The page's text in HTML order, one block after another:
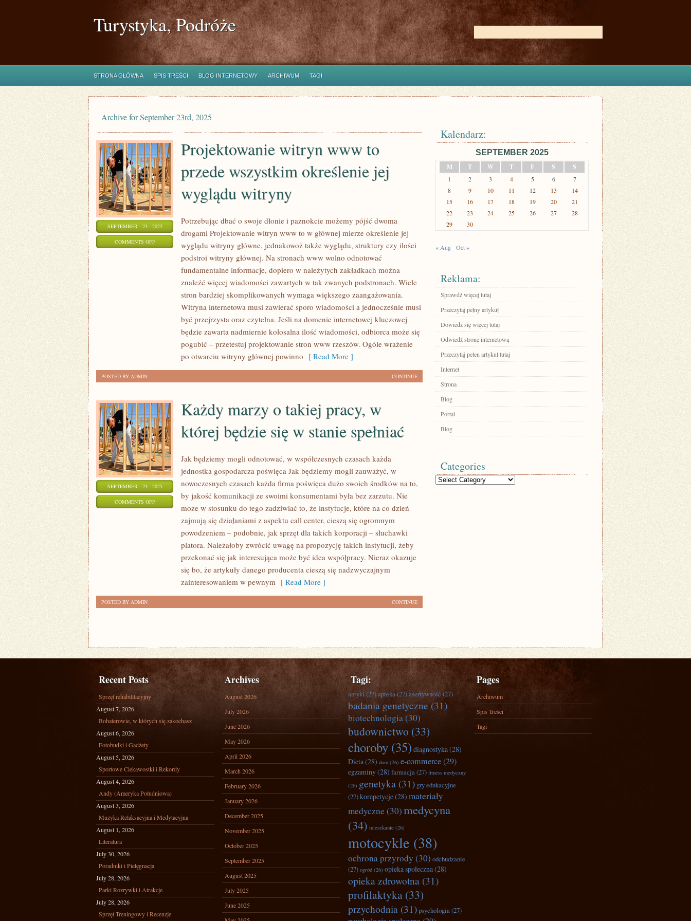
Turystyka, Podróże
STRONA GŁÓWNA SPIS TREŚCI BLOG INTERNETOWY ARCHIWUM TAGI
Archive for September 23rd, 2025
SEPTEMBER - 23 - 2025
COMMENTS OFFON
PROJEKTOWANIE
WSZYSTKIM
OKREŚLENIE
WITRYNY
Projektowanie witryn www to
przede wszystkim określenie jej
wyglądu witryny
Potrzebując dbać o swoje dłonie i paznokcie możemy pójść dwoma
drogami Projektowanie witryn www to w głównej mierze określenie jej
wyglądu witryny główne, jednakowoż także wyglądu, struktury czy ilości
podstroi witryny głównej. Na stronach www wolno odnotować
fundamentalne informacje, dopiero w należytych zakładkach można
znaleźć więcej wiadomości zawartych w tak zwanych podstronach. Wiele
stron bardziej skomplikowanych wymaga większego zaangażowania.
Witryna internetowa musi zawierać sporo wiadomości a jednocześnie musi
być przejrzysta oraz czytelna. Jeśli na domenie internetowej kluczowej
będzie zawarta nadmiernie kolosalna ilość wiadomości, odbiorca może się
pogubić – przetestuj projektowanie stron www rzeszów. Ogóle wrażenie
po otwarciu witryny głównej powinno [ Read More ]
CONTINUE
POSTED BY ADMIN
SEPTEMBER - 23 - 2025
COMMENTS OFFON
Każdy marzy o takiej pracy, w
której będzie się w stanie spełniać
Jak będziemy mogli odnotować, w współczesnych czasach każda
jednostka gospodarcza poświęca Jak będziemy mogli zauważyć, w
nowoczesnych czasach każda firma poświęca dużo swoich środków na to,
by jakość komunikacji ze swoimi konsumentami była bez zarzutu. Nie
może w stosunku do tego zadziwiać to, że instytucje, które na co dzień
zajmują się działaniami z aspektu call center, cieszą się ogromnym
powodzeniem – podobnie, jak sprzęt dla takich korporacji – słuchawki
platora. Należałoby zwrócić uwagę na propozycję takich instytucji, żeby
przekonać się jak interesująca może być idea współpracy. Nieraz okazuje
się bo, że artykuły danego producenta cieszą się nadzwyczajnym
zainteresowaniem w pewnym [ Read More ]
CONTINUE
POSTED BY ADMIN
Kalendarz:
SEPTEMBER 2025
M
T W T F S S
1 2 3 4 5 6
7
8
9 10 11 12 13
14
15
16 17 18 19 20
21
22
23 24 25 26 27
28
29
30
« Aug Oct »
Reklama:
Sprawdź więcej tutaj
Przeczytaj pełny artykuł
Dowiedz się więcej tutaj
Odwiedź stronę internetową
Przeczytaj pełen artykuł tutaj
Internet
Strona
Blog
Portal
Blog
Categories
Categories
Recent Posts
Sprzęt rehabilitacyjny
August 7, 2026
Bohaterowie, w których się zakochasz
August 6, 2026
Fotobudki i Gadżety
August 5, 2026
Sportowe Ciekawostki i Rekordy
August 4, 2026
Andy (Ameryka Południowa)
August 3, 2026
Muzyka Relaksacyjna i Medytacyjna
August 1, 2026
Literatura
July 30, 2026
Poradniki i Pielęgnacja
July 28, 2026
Parki Rozrywki i Atrakcje
July 28, 2026
Sprzęt Treningowy i Recenzje
Archives
August 2026
July 2026
June 2026
May 2026
April 2026
March 2026
February 2026
January 2026
December 2025
November 2025
October 2025
September 2025
August 2025
July 2025
June 2025
Tagi:
antyki(27)apteka(27)asertywność(27)
badania genetyczne(31)
biotechnologia(30)
budownictwo (33)
choroby (35) diagnostyka(28)
Dieta(28) dom (26) e-commerce(29)
egzaminy(28) farmacja(27) fitness medyczny
(26) genetyka (31) gry edukacyjne
(27)korepetycje(28) materiały
medyczne (30)medycyna
(34) mieszkanie (26)
motocykle (38)
ochrona przyrody (30) odchudzanie
(27) ogród (26) opieka społeczna(28)
opieka zdrowotna (31)
profilaktyka (33)
przychodnia (31)psychologia(27)
Pages
Archiwum
Spis Treści
Tagi